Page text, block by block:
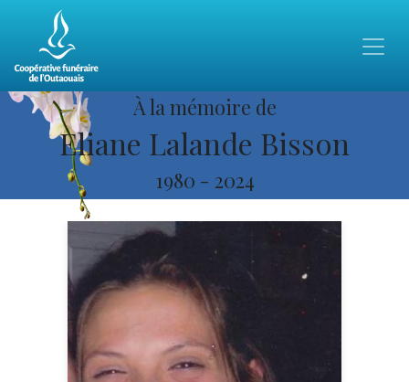
À la mémoire de
Eliane Lalande Bisson
1980 - 2024